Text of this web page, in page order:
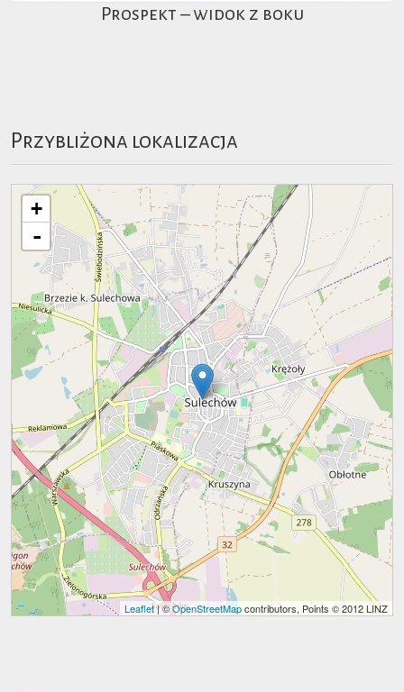
Prospekt – widok z boku
Przybliżona lokalizacja
+
-
Leaflet| ©OpenStreetMapcontributors, Points © 2012 LINZ